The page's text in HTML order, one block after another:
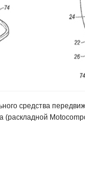
средства
(раскладной